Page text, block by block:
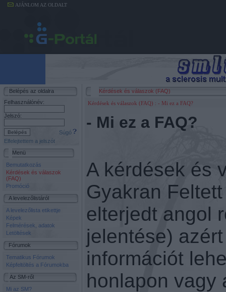
AJÁNLOM AZ OLDALT
Belépés az oldalra
Felhasználónév:
Jelszó:
Súgó
Elfelejtettem a jelszót
Menü
Bemutatkozás
Kérdések és válaszok
(FAQ)
Promóció
A levelezőlistáról
A levelezőlista etikettje
Képek
Felmérések, adatok
Letöltések
Fórumok
Tematikus Fórumok
Képfeltöltés a Fórumokba
Az SM-ről
Mi az SM?
Kérdések és válaszok (FAQ)
Kérdések és válaszok (FAQ) : - Mi ez a FAQ?
- Mi ez a FAQ?
A kérdések és
Gyakran
elterjedt angol
jelentése)
információt
honlapon vagy